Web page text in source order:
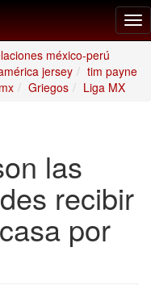
méxico-perú
jersey
tim payne
Griegos Liga MX
las
recibir
por